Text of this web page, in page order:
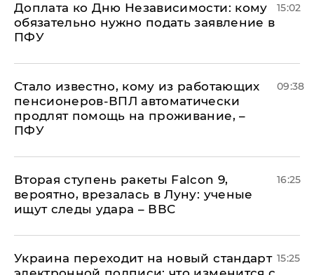
Доплата ко Дню Независимости: кому
обязательно нужно подать заявление в
ПФУ
15:02
Стало известно, кому из работающих
пенсионеров-ВПЛ автоматически
продлят помощь на проживание, –
ПФУ
09:38
Вторая ступень ракеты Falcon 9,
вероятно, врезалась в Луну: ученые
ищут следы удара – ВВС
16:25
Украина переходит на новый стандарт 15:25